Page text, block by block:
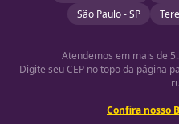
São Paulo - SP
Atendemos em mais de
Digite seu CEP no topo da página
Confira nosso